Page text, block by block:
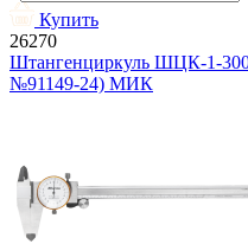
Купить
26270
Штангенциркуль ШЦК-1-
№91149-24) МИК